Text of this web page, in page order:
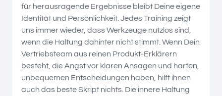
für herausragende Ergebnisse bleibt Deine eigene
Identität und Persönlichkeit. Jedes Training zeigt
uns immer wieder, dass Werkzeuge nutzlos sind,
wenn die Haltung dahinter nicht stimmt. Wenn Dein
Vertriebsteam aus reinen Produkt-Erklärern
besteht, die Angst vor klaren Ansagen und harten,
unbequemen Entscheidungen haben, hilft ihnen
auch das beste Skript nichts. Die innere Haltung